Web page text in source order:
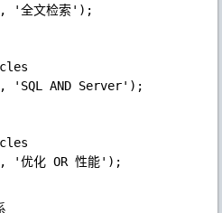
, '全文检索' ) ;
, 'SQL AND Server' ) ;
, '优化 OR 性能' ) ;